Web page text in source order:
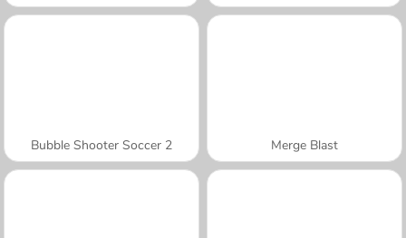
Bubble Shooter Soccer 2 Merge Blast